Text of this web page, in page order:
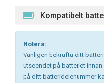
Kompatibelt
Notera:
Vänligen bekräfta ditt
utseendet på batteriet innan
på ditt batteridelenummer